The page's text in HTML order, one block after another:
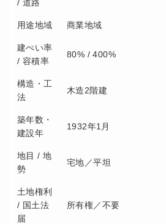
/ 道路
用途地域 商業地域
建ぺい率
/ 容積率
80% / 400%
構造・工
法
木造2階建
築年数・
建設年
1932年1月
地目 / 地
勢
宅地／平坦
土地権利
/ 国土法
届
所有権／不要